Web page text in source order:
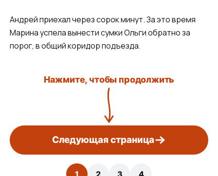
Андрей приехал через сорок минут. За это время
Марина успела вынести сумки Ольги обратно за
порог, в общий коридор подъезда.
Нажмите, чтобы продолжить
Следующая страница
1 2 3 4